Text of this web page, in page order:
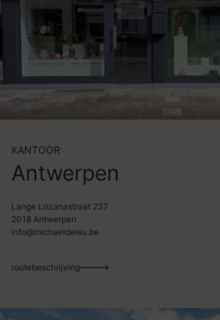
KANTOOR
Antwerpen
Lange Lozanastraat 237
2018 Antwerpen
info@michaeldeleu.be
routebeschrijving